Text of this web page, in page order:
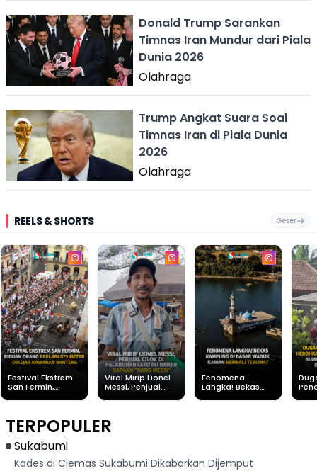
Donald Trump Sarankan
Timnas Iran Mundur dari Piala
Dunia 2026
Olahraga
Trump Angkat Suara Soal
Timnas Iran di Piala Dunia
2026
Olahraga
REELS & SHORTS Geser
Festival Ekstrem
San Fermín,
Banteng
Viral Mirip Lionel
Messi, Penjual
"Bang Messi"
Fenomena
Langka! Bekas
TERPOPULER
Sukabumi
Kades di Ciemas Sukabumi Dikabarkan Dijemput